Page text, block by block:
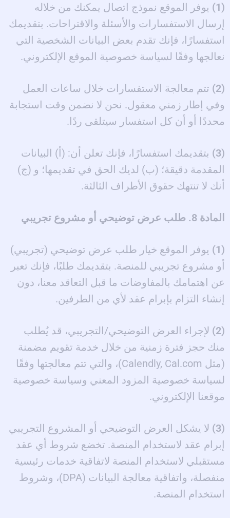
(1)
يوفر الموقع نموذج اتصال يمكنك من خلاله
إرسال الاستفسارات والأسئلة والاقتراحات. بتقديمك
استفسارًا، فإنك تقدم بعض البيانات الشخصية التي
نعالجها وفقًا لسياسة خصوصية الموقع الإلكتروني.
(2)
تتم معالجة الاستفسارات خلال ساعات العمل
وفي إطار زمني معقول. نحن لا نضمن وقت استجابة
محددًا أو أن كل استفسار سيتلقى ردًا.
(3)
بتقديمك استفسارًا، فإنك تعلن أن: (أ) البيانات
المقدمة دقيقة؛ (ب) لديك الحق في تقديمها؛ و (ج)
أنك لا تنتهك حقوق الأطراف الثالثة.
المادة 8. طلب عرض توضيحي أو مشروع تجريبي
(1)
يوفر الموقع خيار طلب عرض توضيحي (تجريبي)
أو مشروع تجريبي للمنصة. بتقديمك طلبًا، فإنك تعبر
عن اهتمامك بالمفاوضات ما قبل التعاقد معنا، دون
إنشاء التزام بإبرام عقد لأي من الطرفين.
(2)
لإجراء العرض التوضيحي/التجريبي، قد يُطلب
منك حجز فترة زمنية من خلال خدمة تقويم مضمنة
(مثل Calendly, Cal.com)، والتي تتم معالجتها وفقًا
لسياسة خصوصية المزود المعني وسياسة خصوصية
موقعنا الإلكتروني.
(3)
لا يشكل العرض التوضيحي أو المشروع التجريبي
إبرام عقد لاستخدام المنصة. تخضع شروط أي عقد
مستقبلي لاستخدام المنصة لاتفاقية خدمات رئيسية
منفصلة، واتفاقية معالجة البيانات (DPA)، وشروط
استخدام المنصة.